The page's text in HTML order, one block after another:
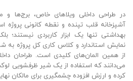
در طراحی داخلی ویلاهای خاص، برج‌ها و
آشپزخانه قلب تپنده و نقطه کانونی
بهداشتی تنها یک ابزار کاربردی نیستند؛
نمایش استاندارد و کلاس کاری کل پروژه به
از همین المان‌های کلیدی است. طراحان
می‌دانند که استفاده از یک شیر ظرفشویی
کرده و ارزش افزوده چشمگیری برای مالکان